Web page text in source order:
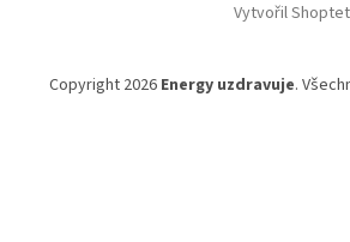
Vytvořil Shoptet
Copyright 2026 Energy uzdravuje.